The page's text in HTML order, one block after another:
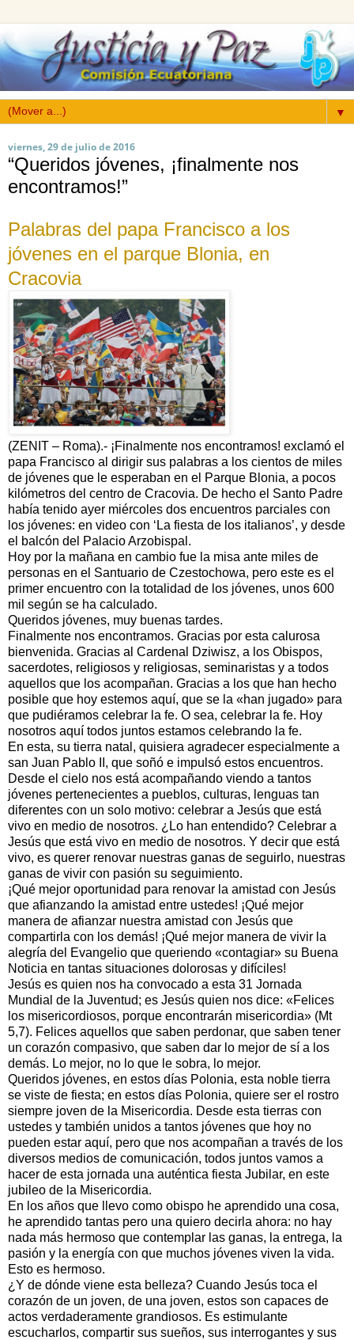
▼
viernes, 29 de julio de 2016
“Queridos jóvenes, ¡finalmente nos
encontramos!”
Palabras del papa Francisco a los
jóvenes en el parque Blonia, en
Cracovia
(ZENIT – Roma).- ¡Finalmente nos encontramos! exclamó el
papa Francisco al dirigir sus palabras a los cientos de miles
de jóvenes que le esperaban en el Parque Blonia, a pocos
kilómetros del centro de Cracovia. De hecho el Santo Padre
había tenido ayer miércoles dos encuentros parciales con
los jóvenes: en video con ‘La fiesta de los italianos’, y desde
el balcón del Palacio Arzobispal.
Hoy por la mañana en cambio fue la misa ante miles de
personas en el Santuario de Czestochowa, pero este es el
primer encuentro con la totalidad de los jóvenes, unos 600
mil según se ha calculado.
Queridos jóvenes, muy buenas tardes.
Finalmente nos encontramos. Gracias por esta calurosa
bienvenida. Gracias al Cardenal Dziwisz, a los Obispos,
sacerdotes, religiosos y religiosas, seminaristas y a todos
aquellos que los acompañan. Gracias a los que han hecho
posible que hoy estemos aquí, que se la «han jugado» para
que pudiéramos celebrar la fe. O sea, celebrar la fe. Hoy
nosotros aquí todos juntos estamos celebrando la fe.
En esta, su tierra natal, quisiera agradecer especialmente a
san Juan Pablo II, que soñó e impulsó estos encuentros.
Desde el cielo nos está acompañando viendo a tantos
jóvenes pertenecientes a pueblos, culturas, lenguas tan
diferentes con un solo motivo: celebrar a Jesús que está
vivo en medio de nosotros. ¿Lo han entendido? Celebrar a
Jesús que está vivo en medio de nosotros. Y decir que está
vivo, es querer renovar nuestras ganas de seguirlo, nuestras
ganas de vivir con pasión su seguimiento.
¡Qué mejor oportunidad para renovar la amistad con Jesús
que afianzando la amistad entre ustedes! ¡Qué mejor
manera de afianzar nuestra amistad con Jesús que
compartirla con los demás! ¡Qué mejor manera de vivir la
alegría del Evangelio que queriendo «contagiar» su Buena
Noticia en tantas situaciones dolorosas y difíciles!
Jesús es quien nos ha convocado a esta 31 Jornada
Mundial de la Juventud; es Jesús quien nos dice: «Felices
los misericordiosos, porque encontrarán misericordia» (Mt
5,7). Felices aquellos que saben perdonar, que saben tener
un corazón compasivo, que saben dar lo mejor de sí a los
demás. Lo mejor, no lo que le sobra, lo mejor.
Queridos jóvenes, en estos días Polonia, esta noble tierra
se viste de fiesta; en estos días Polonia, quiere ser el rostro
siempre joven de la Misericordia. Desde esta tierras con
ustedes y también unidos a tantos jóvenes que hoy no
pueden estar aquí, pero que nos acompañan a través de los
diversos medios de comunicación, todos juntos vamos a
hacer de esta jornada una auténtica fiesta Jubilar, en este
jubileo de la Misericordia.
En los años que llevo como obispo he aprendido una cosa,
he aprendido tantas pero una quiero decirla ahora: no hay
nada más hermoso que contemplar las ganas, la entrega, la
pasión y la energía con que muchos jóvenes viven la vida.
Esto es hermoso.
¿Y de dónde viene esta belleza? Cuando Jesús toca el
corazón de un joven, de una joven, estos son capaces de
actos verdaderamente grandiosos. Es estimulante
escucharlos, compartir sus sueños, sus interrogantes y sus